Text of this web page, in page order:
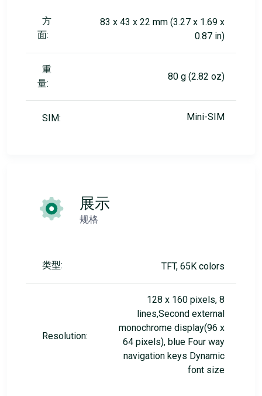
方
面:
83 x 43 x 22 mm (3.27 x 1.69 x
0.87 in)
重
量:
80 g (2.82 oz)
SIM: Mini-SIM
展示
规格
类型: TFT, 65K colors
Resolution:
128 x 160 pixels, 8
lines,Second external
monochrome display(96 x
64 pixels), blue Four way
navigation keys Dynamic
font size